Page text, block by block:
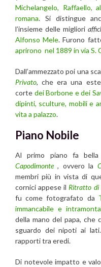
Michelangelo, Raffaello,
romana. Si distingue
l’insieme delle migliori
Alfonso Mele. Furono
aprirono nel 1889 in via S.
Dall’ammezzato poi una
Privato, che era una
corte dei Borbone e dei
dipinti, sculture, mobili e
vita a palazzo.
Piano Nobile
Al primo piano fa
Capodimonte, ovvero la
membri più in vista di
cornici appese ilRitratto di
fu come fotografato da
immancabile e
della mano del papa, che
sguardo dei nipoti ai
rapporti tra eredi.
Di notevole impatto e